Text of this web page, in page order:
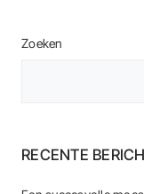
Zoeken
RECENTE